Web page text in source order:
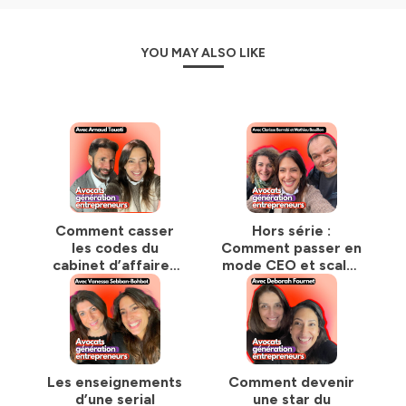
pour plus d'informations.
YOU MAY ALSO LIKE
Comment casser
les codes du
cabinet d’affaires
classique :
l’exemple d’Arnaud
Touati #Hashag
Avocats
Hors série :
Comment passer en
mode CEO et scaler
votre cabinet l’itw
croisée de Clarisse
Berrebi, Mathieu
Bouillon et moi 😋🔥
Les enseignements
d’une serial
Comment devenir
une star du